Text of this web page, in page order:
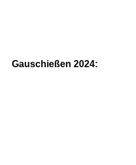
Gauschießen 2024: